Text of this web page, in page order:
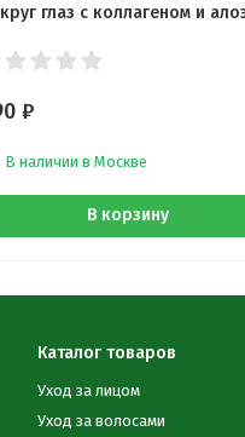
глаз с коллагеном и
₽
В наличии в Москве
В корзину
Каталог товаров
Уход за лицом
Уход за волосами